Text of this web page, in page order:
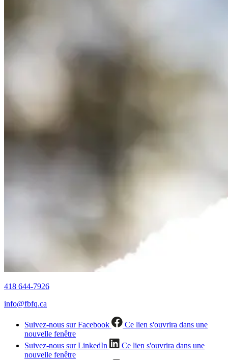
418 644-7926
info@fbfq.ca
Suivez-nous sur Facebook
Ce lien s'ouvrira dans une
nouvelle fenêtre
Suivez-nous sur LinkedIn
Ce lien s'ouvrira dans une
nouvelle fenêtre